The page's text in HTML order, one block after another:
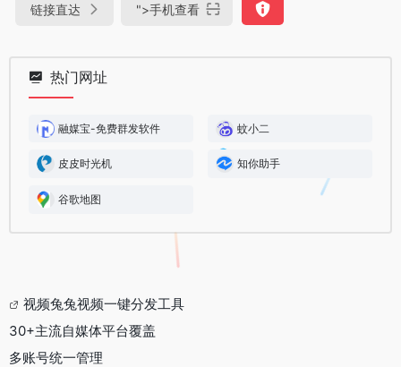
链接直达 ">手机查看
热门网址
融媒宝-免费群发软件 蚊小二
皮皮时光机 知你助手
谷歌地图
视频兔兔视频一键分发工具
30+主流自媒体平台覆盖
多账号统一管理